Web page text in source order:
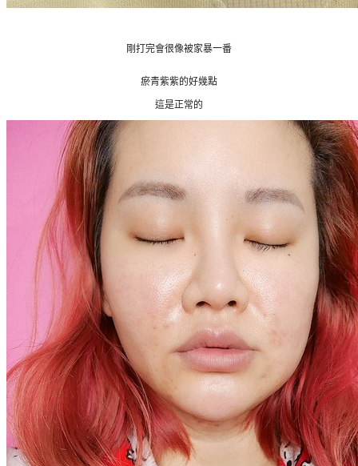
剛打完會很像被家暴一番
瘀青紫紫的好幾點
這是正常的